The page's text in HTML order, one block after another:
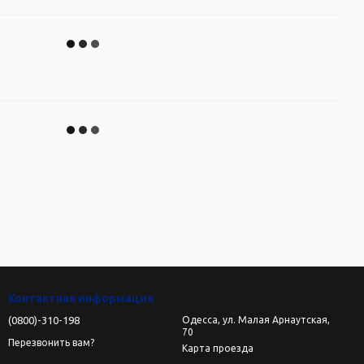
Контактная информация
(0800)-310-198
Перезвонить вам?
Одесса, ул. Малая Арнаутская,
70
Карта проезда